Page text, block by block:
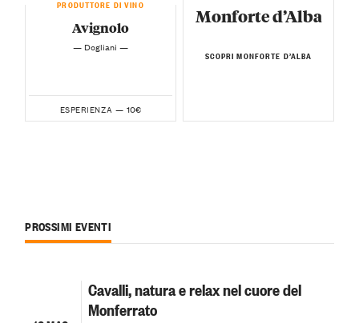
PRODUTTORE DI VINO
Avignolo
— Dogliani —
ESPERIENZA — 10€
Monforte d’Alba
SCOPRI MONFORTE D’ALBA
PROSSIMI EVENTI
Cavalli, natura e relax nel cuore del
Monferrato